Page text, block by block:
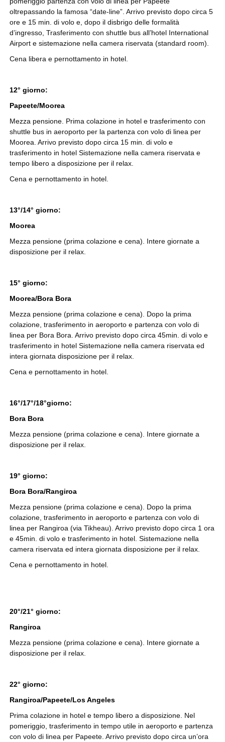
oltrepassando la famosa “date-line”. Arrivo previsto dopo circa 5
ore e 15 min. di volo e, dopo il disbrigo delle formalità
d’ingresso, Trasferimento con shuttle bus all’hotel International
Airport e sistemazione nella camera riservata (standard room).
Cena libera e pernottamento in hotel.
12° giorno:
Papeete/Moorea
Mezza pensione. Prima colazione in hotel e trasferimento con
shuttle bus in aeroporto per la partenza con volo di linea per
Moorea. Arrivo previsto dopo circa 15 min. di volo e
trasferimento in hotel Sistemazione nella camera riservata e
tempo libero a disposizione per il relax.
Cena e pernottamento in hotel.
13°/14° giorno:
Moorea
Mezza pensione (prima colazione e cena). Intere giornate a
disposizione per il relax.
15° giorno:
Moorea/Bora Bora
Mezza pensione (prima colazione e cena). Dopo la prima
colazione, trasferimento in aeroporto e partenza con volo di
linea per Bora Bora. Arrivo previsto dopo circa 45min. di volo e
trasferimento in hotel Sistemazione nella camera riservata ed
intera giornata disposizione per il relax.
Cena e pernottamento in hotel.
16°/17°/18°giorno:
Bora Bora
Mezza pensione (prima colazione e cena). Intere giornate a
disposizione per il relax.
19° giorno:
Bora Bora/Rangiroa
Mezza pensione (prima colazione e cena). Dopo la prima
colazione, trasferimento in aeroporto e partenza con volo di
linea per Rangiroa (via Tikheau). Arrivo previsto dopo circa 1 ora
e 45min. di volo e trasferimento in hotel. Sistemazione nella
camera riservata ed intera giornata disposizione per il relax.
Cena e pernottamento in hotel.
20°/21° giorno:
Rangiroa
Mezza pensione (prima colazione e cena). Intere giornate a
disposizione per il relax.
22° giorno:
Rangiroa/Papeete/Los Angeles
Prima colazione in hotel e tempo libero a disposizione. Nel
pomeriggio, trasferimento in tempo utile in aeroporto e partenza
con volo di linea per Papeete. Arrivo previsto dopo circa un’ora